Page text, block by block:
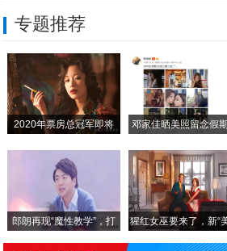
Citywalk引爆城市微旅游：是休闲方
“轻体力劳动”走红：年轻人重新定义
五月天Maydayland：“演唱会经济
全国多地推进高中双休制度，引发
专题推荐
2020年票房总冠军即将
邓家佳晒美照留念假期
郎朗再现“魔性教学”，打 猩红女巫要来了，新“